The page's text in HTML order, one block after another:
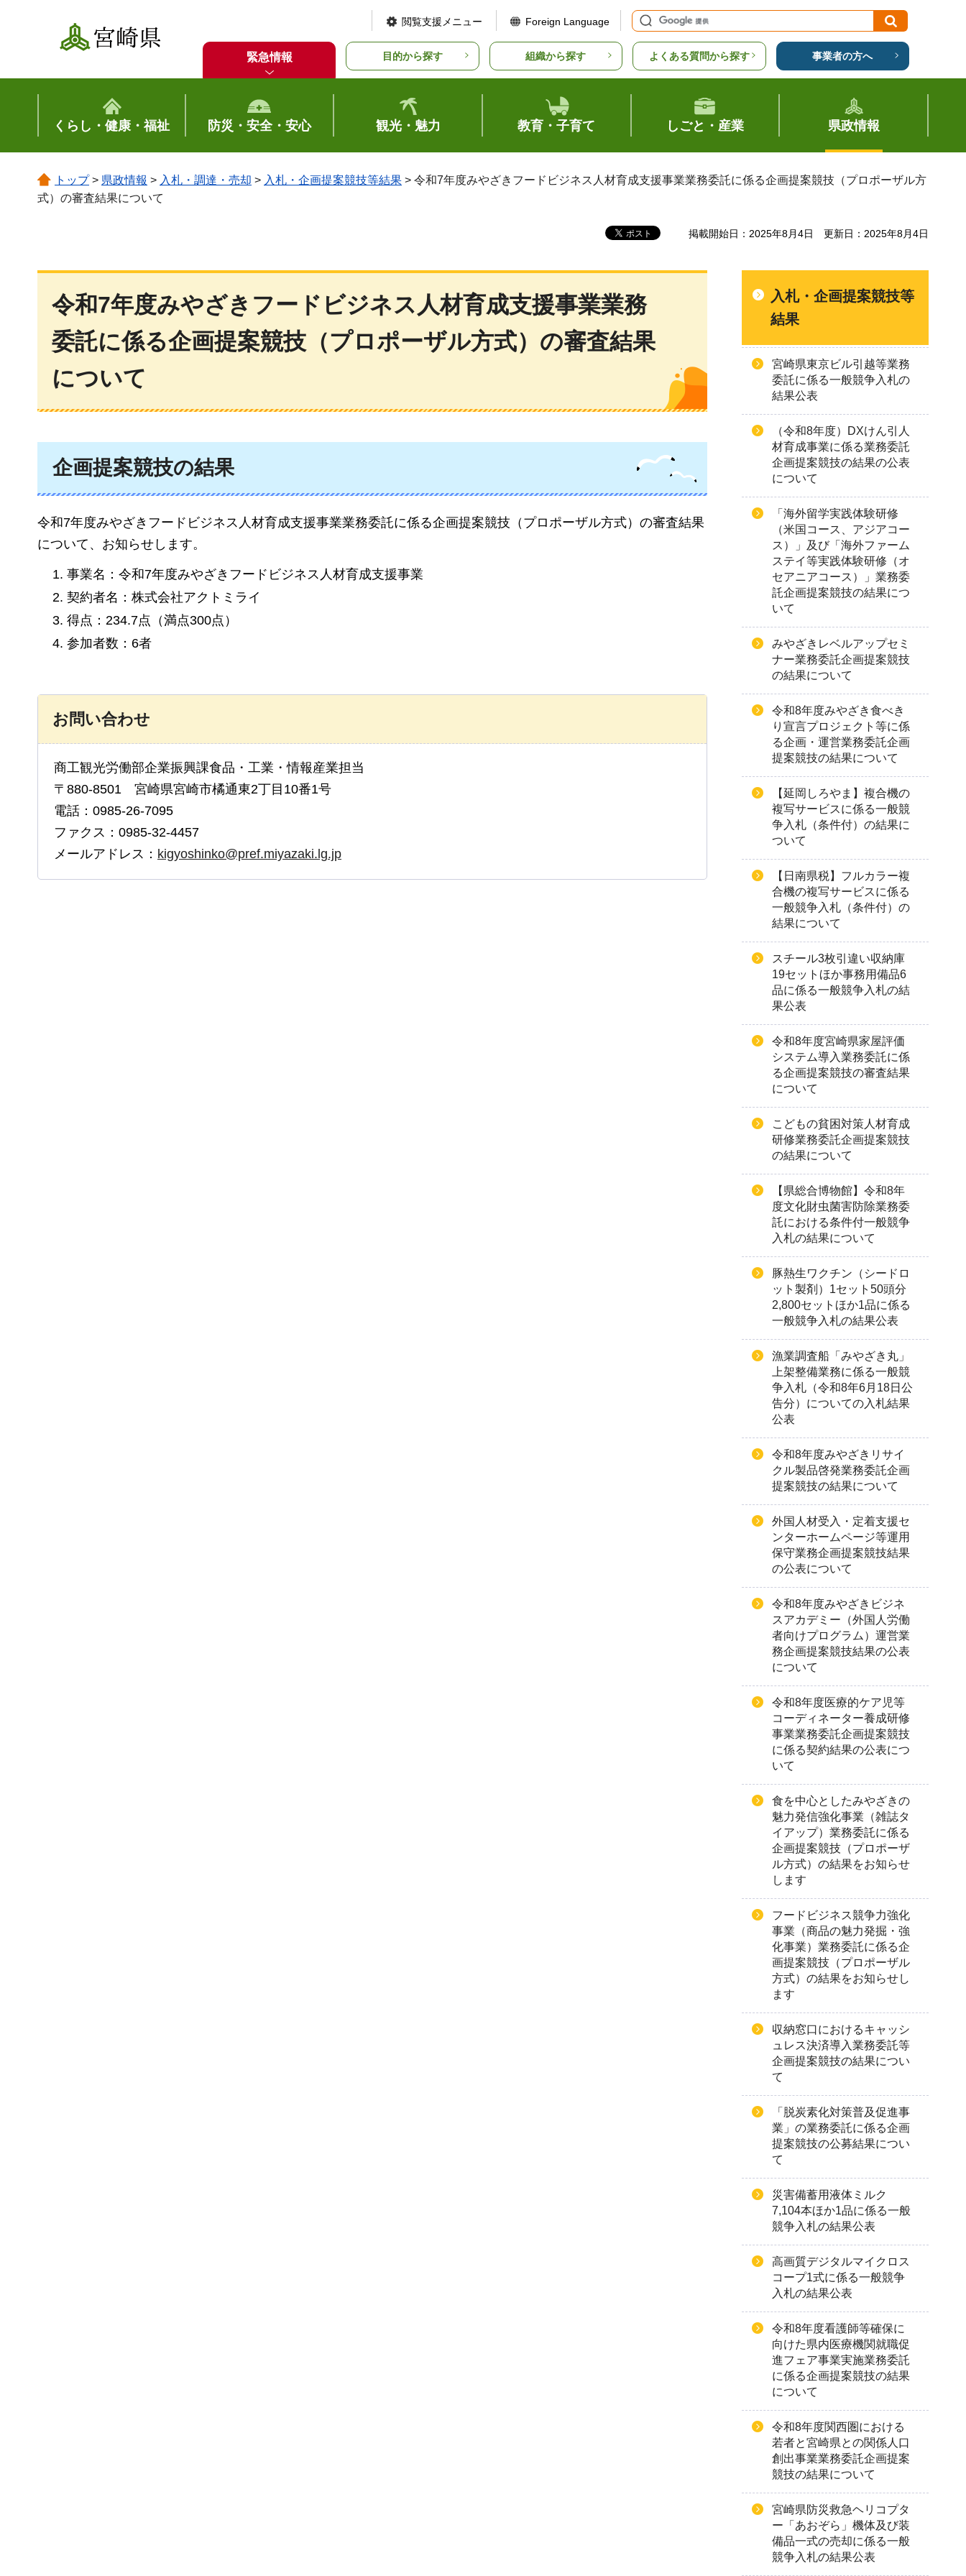
宮崎県
閲覧支援メニュー Foreign Language
緊急情報 目的から探す 組織から探す よくある質問から探す 事業者の方へ
くらし・健康・福祉 防災・安全・安心 観光・魅力 教育・子育て しごと・産業 県政情報
トップ> 県政情報 > 入札・調達・売却 > 入札・企画提案競技等結果 > 令和7年度みやざきフードビジネス人材育成支援事業業務委託に係る企画提案競技（プロポーザル方
式）の審査結果について
掲載開始日：2025年8月4日 更新日：2025年8月4日
令和7年度みやざきフードビジネス人材育成支援事業業務
委託に係る企画提案競技（プロポーザル方式）の審査結果
について
企画提案競技の結果
令和7年度みやざきフードビジネス人材育成支援事業業務委託に係る企画提案競技（プロポーザル方式）の審査結果
について、お知らせします。
事業名：令和7年度みやざきフードビジネス人材育成支援事業
契約者名：株式会社アクトミライ
得点：234.7点（満点300点）
参加者数：6者
お問い合わせ
商工観光労働部企業振興課食品・工業・情報産業担当
〒880-8501 宮崎県宮崎市橘通東2丁目10番1号
電話：0985-26-7095
ファクス：0985-32-4457
メールアドレス： kigyoshinko@pref.miyazaki.lg.jp
入札・企画提案競技等
結果
宮崎県東京ビル引越等業務
委託に係る一般競争入札の
結果公表
（令和8年度）DXけん引人
材育成事業に係る業務委託
企画提案競技の結果の公表
について
「海外留学実践体験研修
（米国コース、アジアコー
ス）」及び「海外ファーム
ステイ等実践体験研修（オ
セアニアコース）」業務委
託企画提案競技の結果につ
いて
みやざきレベルアップセミ
ナー業務委託企画提案競技
の結果について
令和8年度みやざき食べき
り宣言プロジェクト等に係
る企画・運営業務委託企画
提案競技の結果について
【延岡しろやま】複合機の
複写サービスに係る一般競
争入札（条件付）の結果に
ついて
【日南県税】フルカラー複
合機の複写サービスに係る
一般競争入札（条件付）の
結果について
スチール3枚引違い収納庫
19セットほか事務用備品6
品に係る一般競争入札の結
果公表
令和8年度宮崎県家屋評価
システム導入業務委託に係
る企画提案競技の審査結果
について
こどもの貧困対策人材育成
研修業務委託企画提案競技
の結果について
【県総合博物館】令和8年
度文化財虫菌害防除業務委
託における条件付一般競争
入札の結果について
豚熱生ワクチン（シードロ
ット製剤）1セット50頭分
2,800セットほか1品に係る
一般競争入札の結果公表
漁業調査船「みやざき丸」
上架整備業務に係る一般競
争入札（令和8年6月18日公
告分）についての入札結果
公表
令和8年度みやざきリサイ
クル製品啓発業務委託企画
提案競技の結果について
外国人材受入・定着支援セ
ンターホームページ等運用
保守業務企画提案競技結果
の公表について
令和8年度みやざきビジネ
スアカデミー（外国人労働
者向けプログラム）運営業
務企画提案競技結果の公表
について
令和8年度医療的ケア児等
コーディネーター養成研修
事業業務委託企画提案競技
に係る契約結果の公表につ
いて
食を中心としたみやざきの
魅力発信強化事業（雑誌タ
イアップ）業務委託に係る
企画提案競技（プロポーザ
ル方式）の結果をお知らせ
します
フードビジネス競争力強化
事業（商品の魅力発掘・強
化事業）業務委託に係る企
画提案競技（プロポーザル
方式）の結果をお知らせし
ます
収納窓口におけるキャッシ
ュレス決済導入業務委託等
企画提案競技の結果につい
て
「脱炭素化対策普及促進事
業」の業務委託に係る企画
提案競技の公募結果につい
て
災害備蓄用液体ミルク
7,104本ほか1品に係る一般
競争入札の結果公表
高画質デジタルマイクロス
コープ1式に係る一般競争
入札の結果公表
令和8年度看護師等確保に
向けた県内医療機関就職促
進フェア事業実施業務委託
に係る企画提案競技の結果
について
令和8年度関西圏における
若者と宮崎県との関係人口
創出事業業務委託企画提案
競技の結果について
宮崎県防災救急ヘリコプタ
ー「あおぞら」機体及び装
備品一式の売却に係る一般
競争入札の結果公表